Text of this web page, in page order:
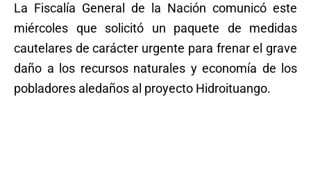
La Fiscalía General de la Nación comunicó este
miércoles que solicitó un paquete de medidas
cautelares de carácter urgente para frenar el grave
daño a los recursos naturales y economía de los
pobladores aledaños al proyecto Hidroituango.